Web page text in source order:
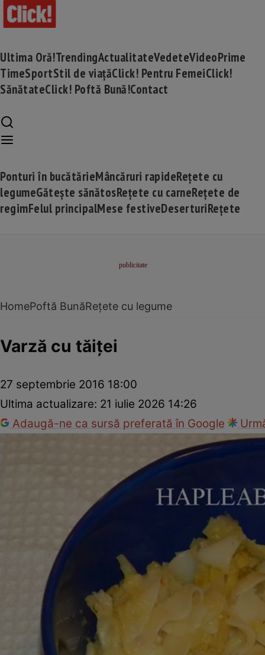
Ultima Oră!TrendingActualitateVedeteVideoPrime
TimeSportStil de viațăClick! Pentru FemeiClick!
SănătateClick! Poftă Bună!Contact
Ponturi în bucătărieMâncăruri rapideRețete cu
legumeGătește sănătosRețete cu carneRețete de
regimFelul principalMese festiveDeserturiRețete
HomePoftă BunăRețete cu legume
Varză cu tăiţei
27 septembrie 2016 18:00
Ultima actualizare: 21 iulie 2026 14:26
Adaugă-ne ca sursă preferată în Google